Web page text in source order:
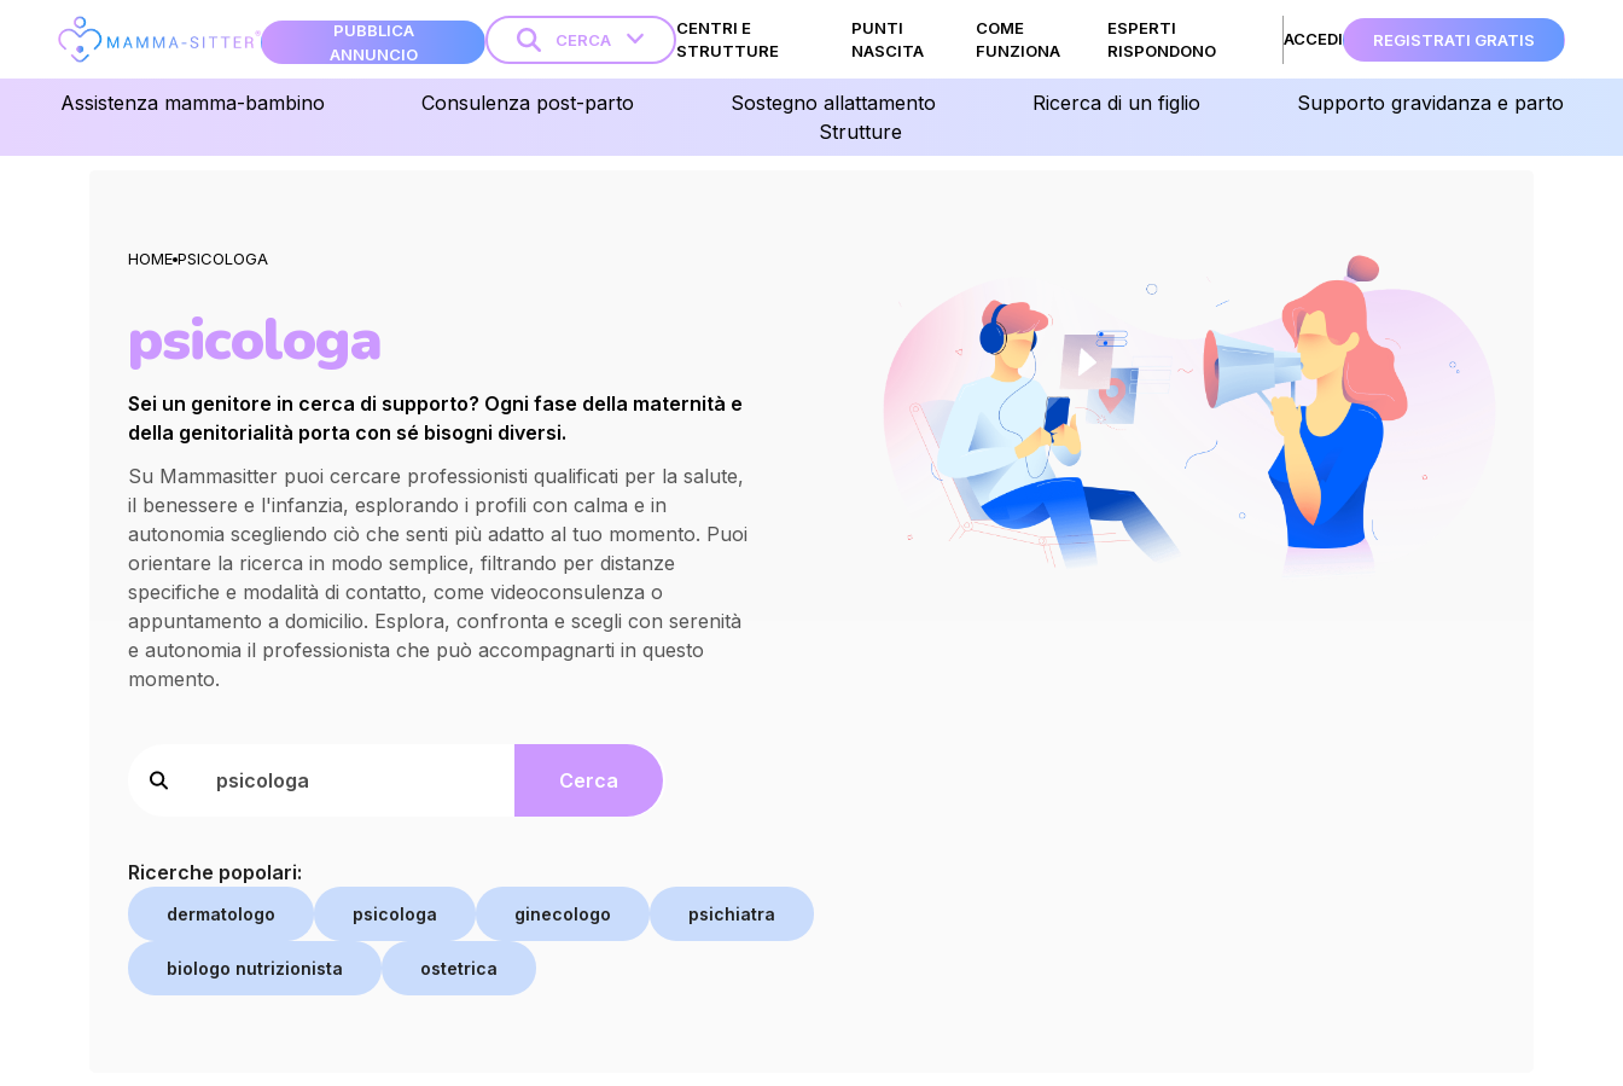
PUBBLICA
ANNUNCIO
CERCA
CENTRI E
STRUTTURE
PUNTI
NASCITA
COME
FUNZIONA
ESPERTI
RISPONDONO
ACCEDI REGISTRATI GRATIS
Assistenza mamma-bambino Consulenza post-parto Sostegno allattamento Ricerca di un figlio
Supporto gravidanza e parto
Strutture
HOME PSICOLOGA
psicologa
Sei un genitore in cerca di supporto? Ogni fase della maternità e
della genitorialità porta con sé bisogni diversi.
Su Mammasitter puoi cercare professionisti qualificati per la salute,
il benessere e l'infanzia, esplorando i profili con calma e in
autonomia scegliendo ciò che senti più adatto al tuo momento. Puoi
orientare la ricerca in modo semplice, filtrando per distanze
specifiche e modalità di contatto, come videoconsulenza o
appuntamento a domicilio. Esplora, confronta e scegli con serenità
e autonomia il professionista che può accompagnarti in questo
momento.
Cerca
Ricerche popolari:
dermatologo psicologa ginecologo psichiatra
biologo nutrizionista ostetrica